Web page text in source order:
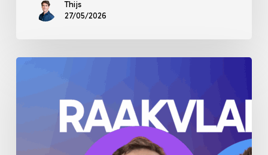
Thijs
27/05/2026
projectmanagement